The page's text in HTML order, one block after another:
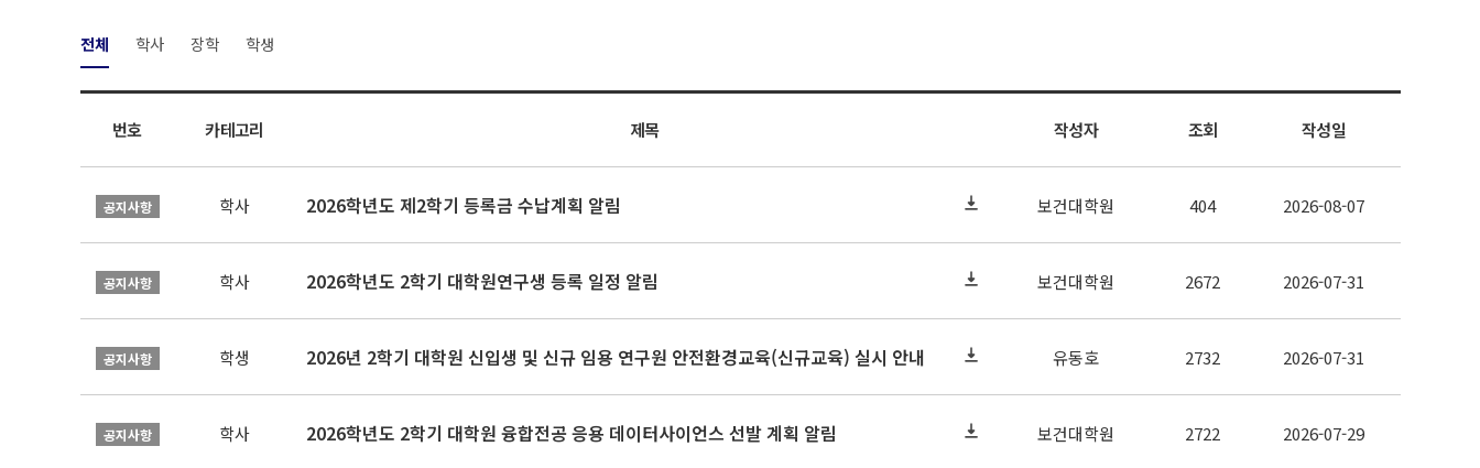
전체 학사 장학 학생
번호 카테고리 제목 작성자 조회 작성일
공지사항 학사 2026학년도 제2학기 등록금 수납계획 알림 보건대학원 404 2026-08-07
공지사항 학사 2026학년도 2학기 대학원연구생 등록 일정 알림 보건대학원 2672 2026-07-31
공지사항 학생 2026년 2학기 대학원 신입생 및 신규 임용 연구원 안전환경교육(신규교육) 실시 안내 유동호 2732 2026-07-31
공지사항 학사 2026학년도 2학기 대학원 융합전공 응용 데이터사이언스 선발 계획 알림 보건대학원 2722 2026-07-29